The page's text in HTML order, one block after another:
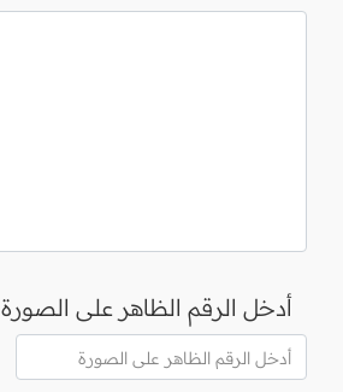
أدخل الرقم الظاهر على الصورة